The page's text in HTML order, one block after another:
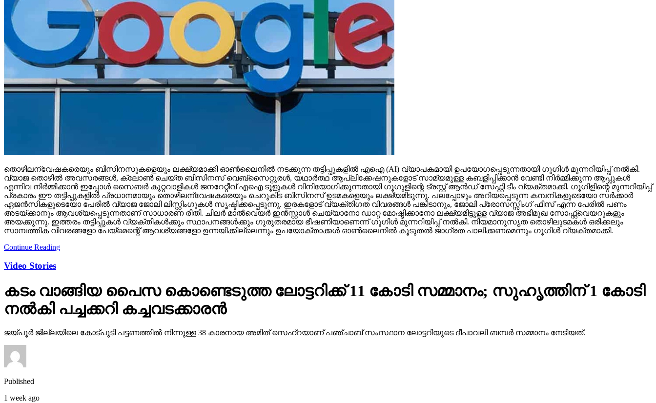
തൊഴിലന്വേഷകരെയും ബിസിനസുകളെയും ലക്ഷ്യമാക്കി ഓണ്‍ലൈനില്‍ നടക്കുന്ന തട്ടിപ്പുകളില്‍ എഐ (AI) വ്യാപകമായി ഉപയോഗപ്പെടുന്നതായി ഗൂഗിള്‍ മുന്നറിയിപ്പ് നല്‍കി.
വ്യാജ തൊഴില്‍ അവസരങ്ങള്‍, ക്ലോണ്‍ ചെയ്ത ബിസിനസ് വെബ്‌സൈറ്റുരള്‍, യഥാര്‍ത്ഥ ആപ്ലിക്കേഷനുകളോട് സാമ്യമുള്ള കബളിപ്പിക്കാന്‍ വേണ്ടി നിര്‍മ്മിക്കുന്ന ആപ്പുകള്‍
എന്നിവ നിര്‍മ്മിക്കാന്‍ ഇപ്പോള്‍ സൈബര്‍ കുറ്റവാളികള്‍ ജനറേറ്റീവ് എഐ ടൂളുകള്‍ വിനിയോഗിക്കുന്നതായി ഗൂഗുളിന്റെ ട്രസ്റ്റ് ആന്‍ഡ് സേഫ്റ്റി ടീം വ്യക്തമാക്കി. ഗൂഗിളിന്റെ മുന്നറിയിപ്പ്
പ്രകാരം ഈ തട്ടിപ്പുകളില്‍ പ്രധാനമായും തൊഴിലന്വേഷകരെയും ചെറുകിട ബിസിനസ് ഉടമകളെയും ലക്ഷ്യമിടുന്നു. പലപ്പോഴും അറിയപ്പെടുന്ന കമ്പനികളുടെയോ സര്‍ക്കാര്‍
ഏജന്‍സികളുടെയോ പേരില്‍ വ്യാജ ജോലി ലിസ്റ്റിംഗുകള്‍ സൃഷ്ടിക്കപ്പെടുന്നു. ഇരകളോട് വ്യക്തിഗത വിവരങ്ങള്‍ പങ്കിടാനും, ജോലി പ്രോസസ്സിംഗ് ഫീസ് എന്ന പേരില്‍ പണം
അടയ്ക്കാനും ആവശ്യപ്പെടുന്നതാണ് സാധാരണ രീതി. ചിലര്‍ മാല്‍വെയര്‍ ഇന്‍സ്റ്റാള്‍ ചെയ്യാനോ ഡാറ്റ മോഷ്ടിക്കാനോ ലക്ഷ്യമിട്ടുള്ള വ്യാജ അഭിമുഖ സോഫ്റ്റ്‌വെയറുകളും
അയക്കുന്നു. ഇത്തരം തട്ടിപ്പുകള്‍ വ്യക്തികള്‍ക്കും സ്ഥാപനങ്ങള്‍ക്കും ഗുരുതരമായ ഭീഷണിയാണെന്ന് ഗൂഗിള്‍ മുന്നറിയിപ്പ് നല്‍കി. നിയമാനുസൃത തൊഴിലുടമകള്‍ ഒരിക്കലും
സാമ്പത്തിക വിവരങ്ങളോ പേയ്‌മെന്റെ് ആവശ്യങ്ങളോ ഉന്നയിക്കില്ലെന്നും ഉപയോക്താക്കള്‍ ഓണ്‍ലൈനില്‍ കൂടുതല്‍ ജാഗ്രത പാലിക്കണമെന്നും ഗൂഗിള്‍ വ്യക്തമാക്കി.
Continue Reading
Video Stories
കടം വാങ്ങിയ പൈസ കൊണ്ടെടുത്ത ലോട്ടറിക്ക് 11 കോടി സമ്മാനം; സുഹൃത്തിന് 1 കോടി
നല്‍കി പച്ചക്കറി കച്ചവടക്കാരന്‍
ജയ്പൂര്‍ ജില്ലയിലെ കോട്പുടി പട്ടണത്തില്‍ നിന്നുള്ള 38 കാരനായ അമിത് സെഹ്‌റയാണ് പഞ്ചാബ് സംസ്ഥാന ലോട്ടറിയുടെ ദീപാവലി ബമ്പര്‍ സമ്മാനം നേടിയത്.
Published
1 week ago